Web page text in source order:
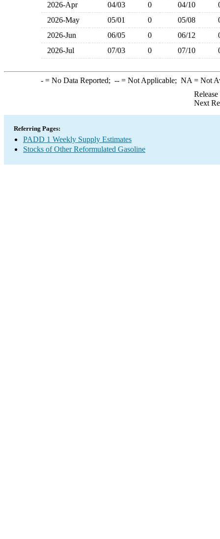
2026-Apr
04/03 0 04/10
2026-May
05/01 0 05/08
2026-Jun
06/05 0 06/12
2026-Jul
07/03 0 07/10
-= No Data Reported; --= Not Applicable; NA = Not
Next
Referring Pages:
PADD 1 Weekly Supply Estimates
Stocks of Other Reformulated Gasoline